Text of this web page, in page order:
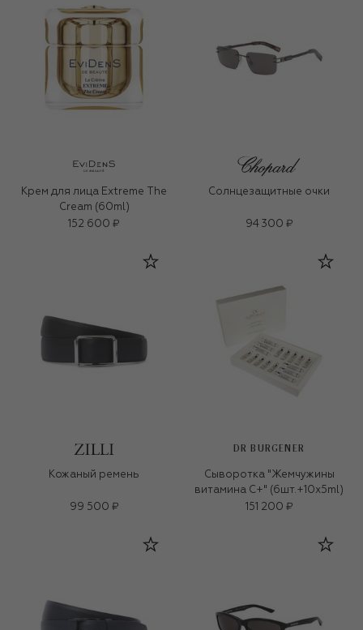
Крем для лица Extreme The
Cream (60ml)
152 600 ₽
Солнцезащитные очки
94 300 ₽
Кожаный ремень
99 500 ₽
DR BURGENER
Сыворотка "Жемчужины
витамина С+" (6шт.+10х5ml)
151 200 ₽